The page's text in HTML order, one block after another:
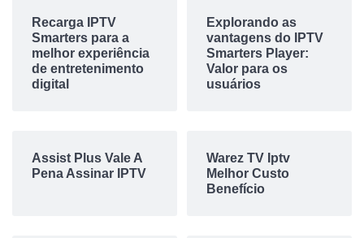
Recarga IPTV
Smarters para a
melhor experiência
de entretenimento
digital
Explorando as
vantagens do IPTV
Smarters Player:
Valor para os
usuários
Assist Plus Vale A
Pena Assinar IPTV
Warez TV Iptv
Melhor Custo
Benefício